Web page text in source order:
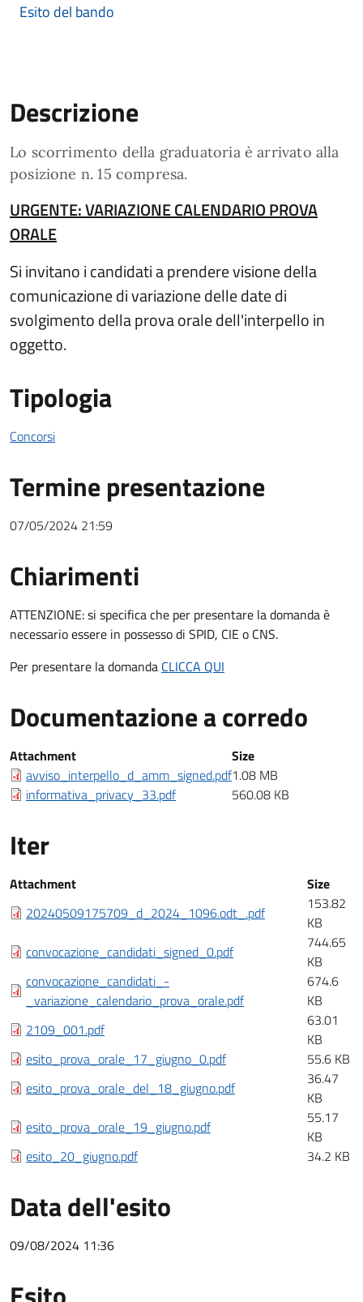
Esito del bando
Descrizione
Descrizione Bando
Lo scorrimento della graduatoria è arrivato alla
posizione n. 15 compresa.
URGENTE: VARIAZIONE CALENDARIO PROVA
ORALE
Si invitano i candidati a prendere visione della
comunicazione di variazione delle date di
svolgimento della prova orale dell'interpello in
oggetto.
Tipologia
Concorsi
Termine presentazione
07/05/2024 21:59
Chiarimenti
Chiarimenti
ATTENZIONE: si specifica che per presentare la domanda è
necessario essere in possesso di SPID, CIE o CNS.
Per presentare la domanda CLICCA QUI
Documentazione a corredo
Documentazione a corredo
Attachment
Size
avviso_interpello_d_amm_signed.pdf1.08 MB
informativa_privacy_33.pdf
560.08 KB
Iter
Iter
Attachment
Size
20240509175709_d_2024_1096.odt_.pdf
153.82
KB
convocazione_candidati_signed_0.pdf
744.65
KB
convocazione_candidati_-
_variazione_calendario_prova_orale.pdf
674.6
KB
2109_001.pdf
63.01
KB
esito_prova_orale_17_giugno_0.pdf
55.6 KB
esito_prova_orale_del_18_giugno.pdf
36.47
KB
esito_prova_orale_19_giugno.pdf
55.17
KB
esito_20_giugno.pdf
34.2 KB
Data dell'esito
09/08/2024 11:36